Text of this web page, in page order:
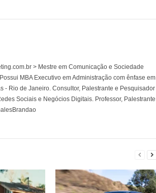
> Mestre em Comunicação e Sociedade
MBA Executivo em Administração com ênfase em
- Rio de Janeiro. Consultor, Palestrante e Pesquisador
Sociais e Negócios Digitais. Professor, Palestrante